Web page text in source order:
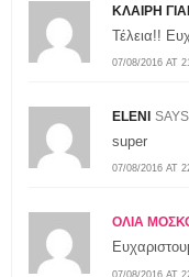
ΚΛΑΙΡΗ
07/08/2016 AT
Τέλεια!!
ELENI
07/08/2016 AT
super
ΟΛΙΑ
07/08/2016 AT